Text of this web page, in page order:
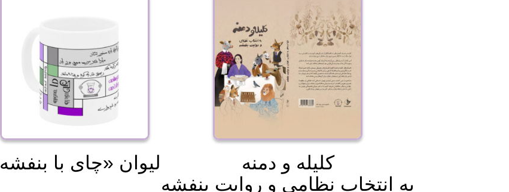
«لیوان «چای با بنفشه
کلیله و دمنه
به انتخاب نظامی و روایت بنفشه